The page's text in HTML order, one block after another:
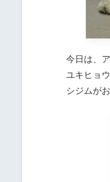
今日は、
ユキヒョ
シジムが